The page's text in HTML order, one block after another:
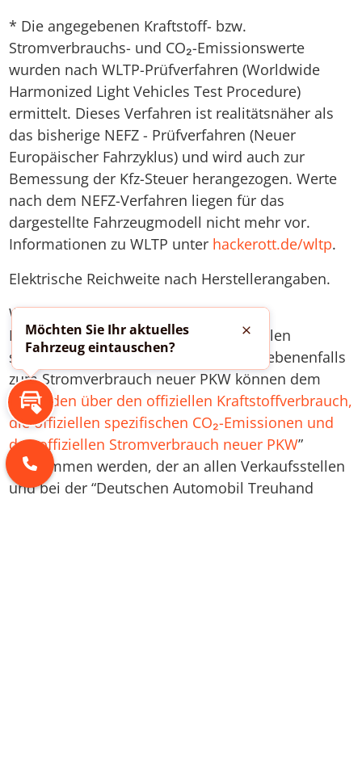
* Die angegebenen Kraftstoff- bzw.
Stromverbrauchs- und CO₂-Emissionswerte
wurden nach WLTP-Prüfverfahren (Worldwide
Harmonized Light Vehicles Test Procedure)
ermittelt. Dieses Verfahren ist realitätsnäher als
das bisherige NEFZ - Prüfverfahren (Neuer
Europäischer Fahrzyklus) und wird auch zur
Bemessung der Kfz-Steuer herangezogen. Werte
nach dem NEFZ-Verfahren liegen für das
dargestellte Fahrzeugmodell nicht mehr vor.
Informationen zu WLTP unter hackerott.de/wltp.
Elektrische Reichweite nach Herstellerangaben.
Weitere Informationen zum offiziellen
Kraftstoffverbrauch und zu den offiziellen
spezifischen CO₂-Emissionen und gegebenenfalls
zum Stromverbrauch neuer PKW können dem
“ Leitfaden über den offiziellen Kraftstoffverbrauch,
die offiziellen spezifischen CO₂-Emissionen und
den offiziellen Stromverbrauch neuer PKW”
entnommen werden, der an allen Verkaufsstellen
und bei der “Deutschen Automobil Treuhand
Inzahlungnahme-Rechner
Möchten Sie Ihr aktuelles
Fahrzeug eintauschen?
Schließen